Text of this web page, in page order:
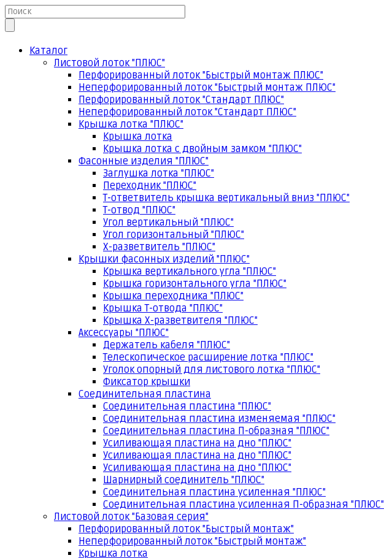
Каталог
Листовой лоток "ПЛЮС"
Перфорированный лоток "Быстрый монтаж ПЛЮС"
Неперфорированный лоток "Быстрый монтаж ПЛЮС"
Перфорированный лоток "Стандарт ПЛЮС"
Неперфорированный лоток "Стандарт ПЛЮС"
Крышка лотка "ПЛЮС"
Крышка лотка
Крышка лотка с двойным замком "ПЛЮС"
Фасонные изделия "ПЛЮС"
Заглушка лотка "ПЛЮС"
Переходник "ПЛЮС"
Т-ответвитель крышка вертикальный вниз "ПЛЮС"
Т-отвод "ПЛЮС"
Угол вертикальный "ПЛЮС"
Угол горизонтальный "ПЛЮС"
Х-разветвитель "ПЛЮС"
Крышки фасонных изделий "ПЛЮС"
Крышка вертикального угла "ПЛЮС"
Крышка горизонтального угла "ПЛЮС"
Крышка переходника "ПЛЮС"
Крышка Т-отвода "ПЛЮС"
Крышка Х-разветвителя "ПЛЮС"
Аксессуары "ПЛЮС"
Держатель кабеля "ПЛЮС"
Телескопическое расширение лотка "ПЛЮС"
Уголок опорный для листового лотка "ПЛЮС"
Фиксатор крышки
Соединительная пластина
Соединительная пластина "ПЛЮС"
Соединительная пластина изменяемая "ПЛЮС"
Соединительная пластина П-образная "ПЛЮС"
Усиливающая пластина на дно "ПЛЮС"
Усиливающая пластина на дно "ПЛЮС"
Усиливающая пластина на дно "ПЛЮС"
Шарнирный соединитель "ПЛЮС"
Соединительная пластина усиленная "ПЛЮС"
Соединительная пластина усиленная П-образная "ПЛЮС"
Листовой лоток "Базовая серия"
Перфорированный лоток "Быстрый монтаж"
Неперфорированный лоток "Быстрый монтаж"
Крышка лотка